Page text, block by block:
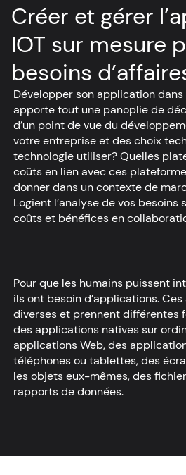
Créer et gérer
IOT sur mesure
besoins
Développer son application
apporte tout une panoplie de
d’un point de vue du
votre entreprise et des choix
technologie utiliser? Quelles
coûts en lien avec ces
donner dans un contexte de
Logient l’analyse de vos
coûts et bénéfices en
Pour que les humains puissent
ils ont besoin d’applications.
diverses et prennent différentes
des applications natives sur
applications Web, des
téléphones ou tablettes, des
les objets eux-mêmes, des
rapports de données.